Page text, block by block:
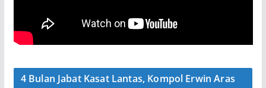
4 Bulan Jabat Kasat Lantas, Kompol Erwin Aras